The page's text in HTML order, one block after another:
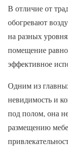
В отличие от
обогревают
на разных
помещение
эффективное
Одним из
невидимость и
под полом, она
размещению